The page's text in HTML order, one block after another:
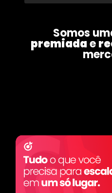
Somos
premiadae